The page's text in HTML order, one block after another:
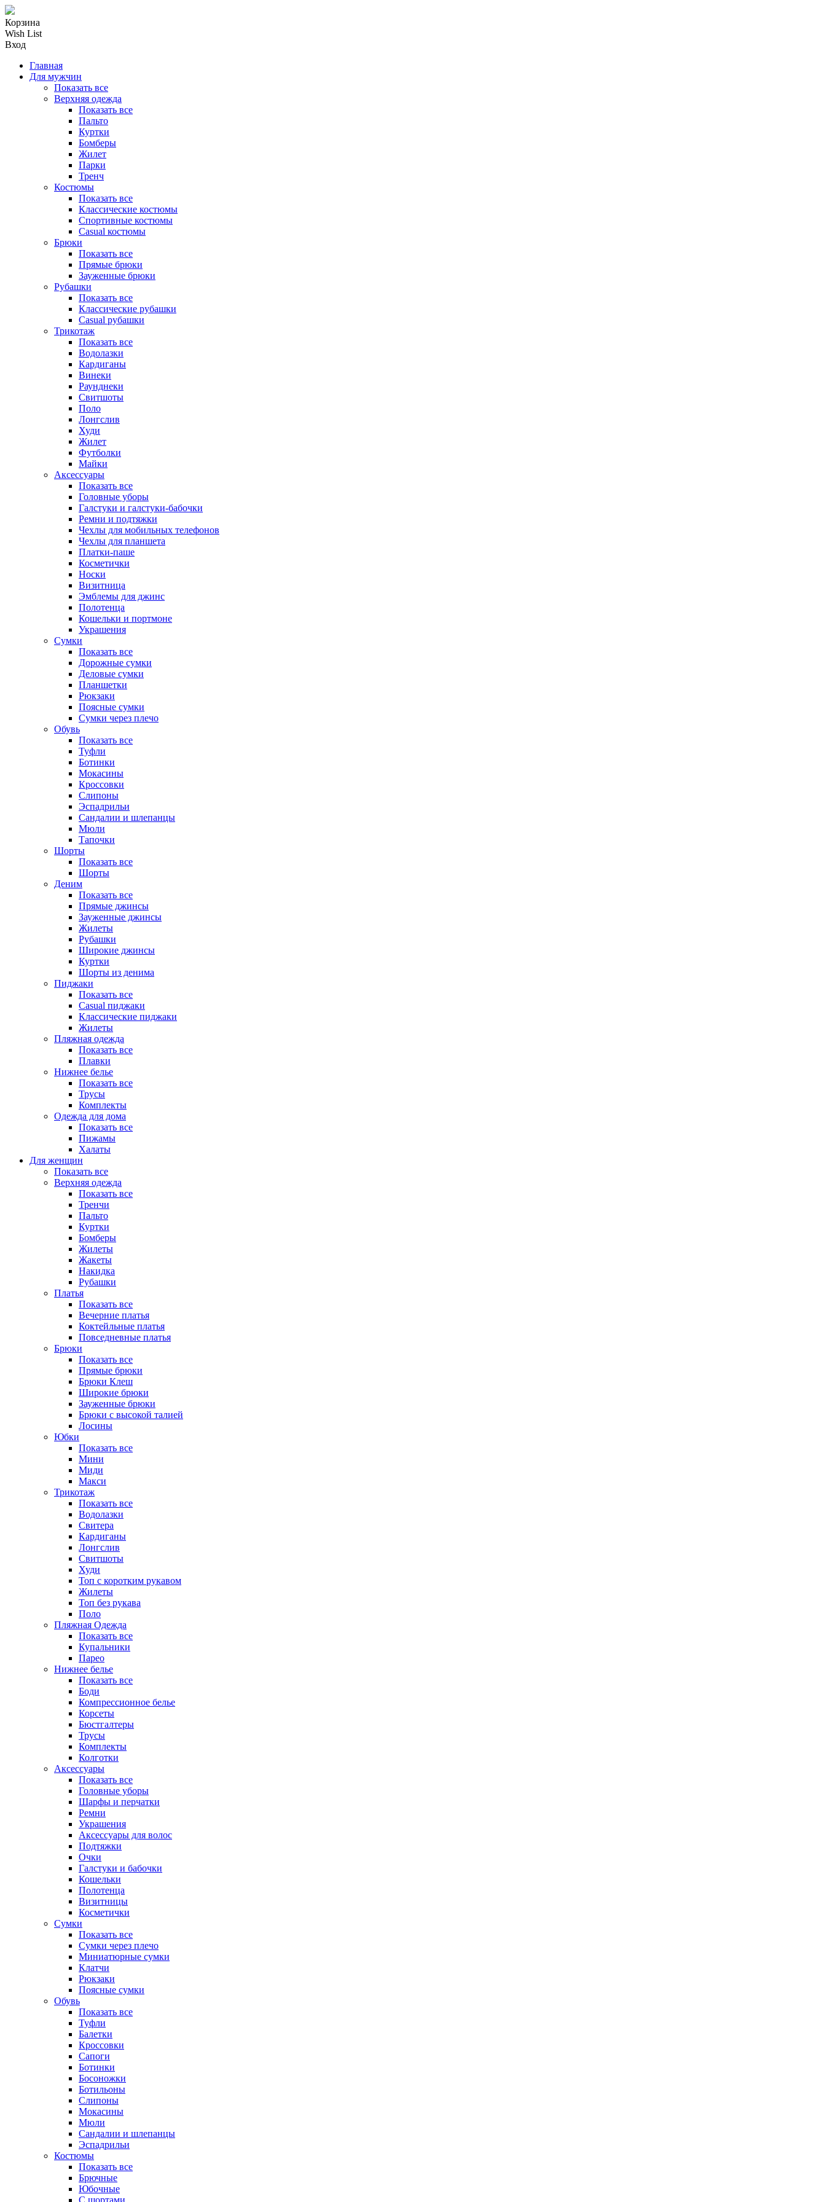
Корзина
Wish List
Вход
Главная
Для мужчин
Показать все
Верхняя одежда
Показать все
Пальто
Куртки
Бомберы
Жилет
Парки
Тренч
Костюмы
Показать все
Классические костюмы
Спортивные костюмы
Casual костюмы
Брюки
Показать все
Прямые брюки
Зауженные брюки
Рубашки
Показать все
Классические рубашки
Casual рубашки
Трикотаж
Показать все
Водолазки
Кардиганы
Винеки
Раунднеки
Свитшоты
Поло
Лонгслив
Худи
Жилет
Футболки
Майки
Аксессуары
Показать все
Головные уборы
Галстуки и галстуки-бабочки
Ремни и подтяжки
Чехлы для мобильных телефонов
Чехлы для планшета
Платки-паше
Косметички
Носки
Визитница
Эмблемы для джинс
Полотенца
Кошельки и портмоне
Украшения
Сумки
Показать все
Дорожные сумки
Деловые сумки
Планшетки
Рюкзаки
Поясные сумки
Сумки через плечо
Обувь
Показать все
Туфли
Ботинки
Мокасины
Кроссовки
Слипоны
Эспадрильи
Сандалии и шлепанцы
Мюли
Тапочки
Шорты
Показать все
Шорты
Деним
Показать все
Прямые джинсы
Зауженные джинсы
Жилеты
Рубашки
Широкие джинсы
Куртки
Шорты из денима
Пиджаки
Показать все
Casual пиджаки
Классические пиджаки
Жилеты
Пляжная одежда
Показать все
Плавки
Нижнее белье
Показать все
Трусы
Комплекты
Одежда для дома
Показать все
Пижамы
Халаты
Для женщин
Показать все
Верхняя одежда
Показать все
Тренчи
Пальто
Куртки
Бомберы
Жилеты
Жакеты
Накидка
Рубашки
Платья
Показать все
Вечерние платья
Коктейльные платья
Повседневные платья
Брюки
Показать все
Прямые брюки
Брюки Клеш
Широкие брюки
Зауженные брюки
Брюки с высокой талией
Лосины
Юбки
Показать все
Мини
Миди
Макси
Трикотаж
Показать все
Водолазки
Свитера
Кардиганы
Лонгслив
Свитшоты
Худи
Топ с коротким рукавом
Жилеты
Топ без рукава
Поло
Пляжная Одежда
Показать все
Купальники
Парео
Нижнее белье
Показать все
Боди
Компрессионное белье
Корсеты
Бюстгалтеры
Трусы
Комплекты
Колготки
Аксессуары
Показать все
Головные уборы
Шарфы и перчатки
Ремни
Украшения
Аксессуары для волос
Подтяжки
Очки
Галстуки и бабочки
Кошельки
Полотенца
Визитницы
Косметички
Сумки
Показать все
Сумки через плечо
Миниатюрные cумки
Клатчи
Рюкзаки
Поясные сумки
Обувь
Показать все
Туфли
Балетки
Кроссовки
Сапоги
Ботинки
Босоножки
Ботильоны
Слипоны
Мокасины
Мюли
Сандалии и шлепанцы
Эспадрильи
Костюмы
Показать все
Брючные
Юбочные
С шортами